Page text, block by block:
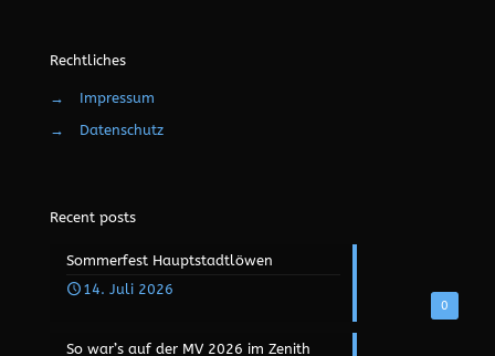
Rechtliches
→
Impressum
→
Datenschutz
Recent posts
0
Sommerfest Hauptstadtlöwen
14. Juli 2026
So war’s auf der MV 2026 im Zenith